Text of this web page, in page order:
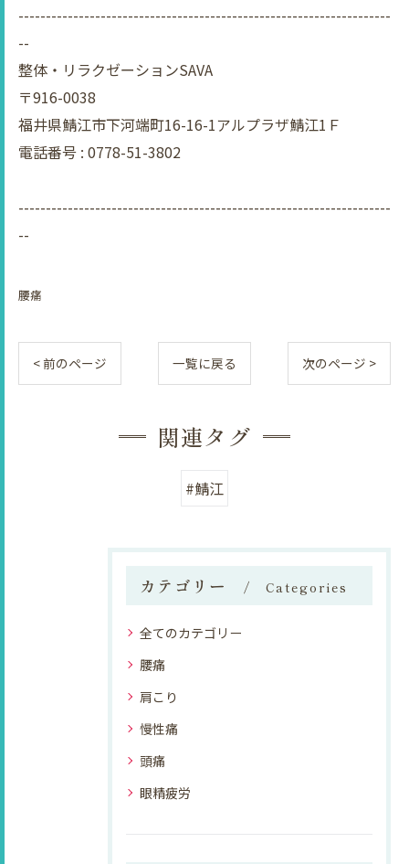
--------------------------------------------------------------------
--
整体・リラクゼーションSAVA
〒916-0038
福井県鯖江市下河端町16-16-1アルプラザ鯖江1Ｆ
電話番号 : 0778-51-3802
--------------------------------------------------------------------
--
腰痛
< 前のページ 一覧に戻る 次のページ >
関連タグ
#鯖江
カテゴリー Categories
全てのカテゴリー
腰痛
肩こり
慢性痛
頭痛
眼精疲労